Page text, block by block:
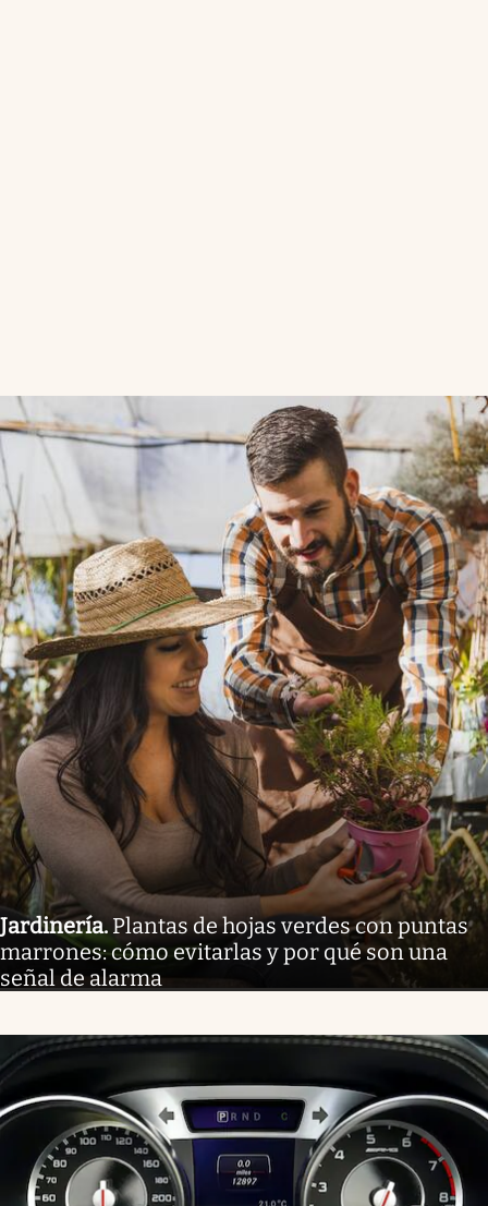
Jardinería. Plantas de hojas verdes con puntas
marrones: cómo evitarlas y por qué son una
señal de alarma